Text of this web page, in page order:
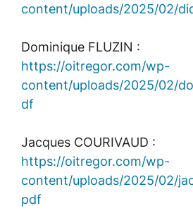
content/uploads/2025/02/
Dominique FLUZIN :
https://oitregor.com/wp-
content/uploads/2025/02/
df
Jacques COURIVAUD :
https://oitregor.com/wp-
content/uploads/2025/02/
pdf